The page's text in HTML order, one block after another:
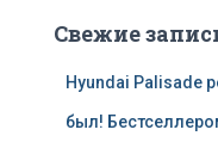
Свежие
Hyundai Palisade
был!